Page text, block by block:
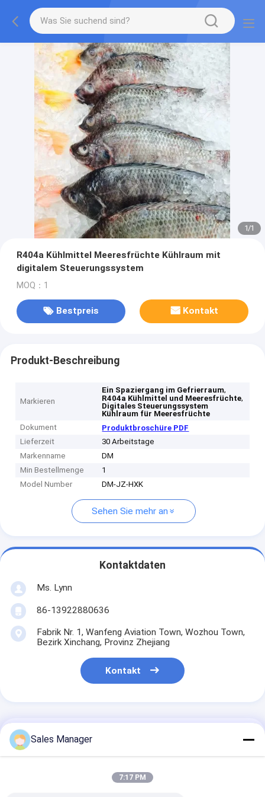
1/1
R404a Kühlmittel Meeresfrüchte Kühlraum mit
digitalem Steuerungssystem
MOQ：1
Bestpreis Kontakt
Produkt-Beschreibung
Markieren
Ein Spaziergang im Gefrierraum,
R404a Kühlmittel und Meeresfrüchte,
Digitales Steuerungssystem
Kühlraum für Meeresfrüchte
Dokument
Produktbroschüre PDF
Lieferzeit
30 Arbeitstage
Markenname
DM
Min Bestellmenge
1
Model Number
DM-JZ-HXK
Sehen Sie mehr an
Kontaktdaten
Ms. Lynn
86-13922880636
Fabrik Nr. 1, Wanfeng Aviation Town, Wozhou Town,
Bezirk Xinchang, Provinz Zhejiang
Kontakt
Erhalten Sie Den Besten Preis Für
R404a Kühlmittel
Meeresfrüchte Kühlraum mit
Sales Manager
7:17 PM